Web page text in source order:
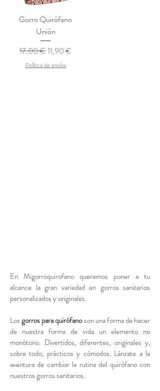
Gorro Quirófano
Unión
Precio
17,00 €Precio de oferta
11,90 €
Política de envíos
En Migorroquirofano queremos poner a tu
alcance la gran variedad en gorros sanitarios
personalizados y originales.
Losgorros para quirófanoson una forma de hacer
de nuestra forma de vida un elemento no
monótono. Divertidos, diferentes, originales y,
sobre todo, prácticos y cómodos. Lánzate a la
aventura de cambiar la rutina del quirófano con
nuestros gorros sanitarios.